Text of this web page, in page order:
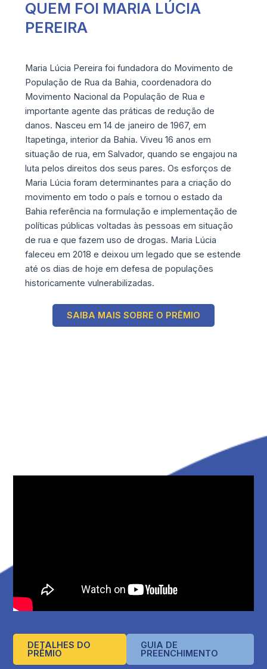
QUEM FOI MARIA LÚCIA
PEREIRA
Maria Lúcia Pereira foi fundadora do Movimento de
População de Rua da Bahia, coordenadora do
Movimento Nacional da População de Rua e
importante agente das práticas de redução de
danos. Nasceu em 14 de janeiro de 1967, em
Itapetinga, interior da Bahia. Viveu 16 anos em
situação de rua, em Salvador, quando se engajou na
luta pelos direitos dos seus pares. Os esforços de
Maria Lúcia foram determinantes para a criação do
movimento em todo o país e tornou o estado da
Bahia referência na formulação e implementação de
políticas públicas voltadas às pessoas em situação
de rua e que fazem uso de drogas. Maria Lúcia
faleceu em 2018 e deixou um legado que se estende
até os dias de hoje em defesa de populações
historicamente vulnerabilizadas.
SAIBA MAIS SOBRE O PRÊMIO
DETALHES DO
PRÊMIO
GUIA DE
PREENCHIMENTO